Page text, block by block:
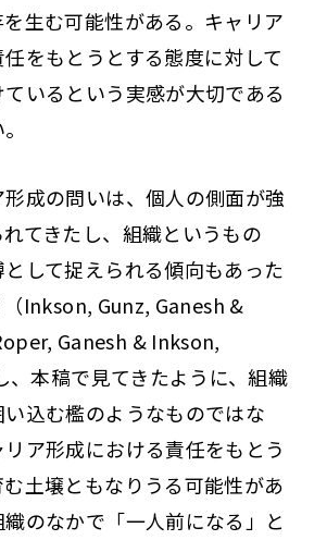
生む可能性がある。キャリア
をもとうとする態度に対して
いるという実感が大切である
成の問いは、個人の側面が強
てきたし、組織というもの
して捉えられる傾向もあった
（Inkson, Gunz, Ganesh &
Ganesh & Inkson,
、本稿で見てきたように、組織
込む檻のようなものではな
ア形成における責任をもとう
土壌ともなりうる可能性があ
のなかで「一人前になる」と